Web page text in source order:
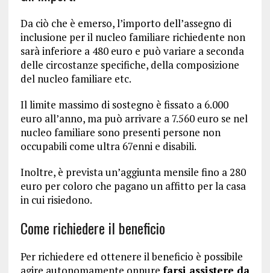
Da ciò che è emerso, l’importo dell’assegno di
inclusione per il nucleo familiare richiedente non
sarà inferiore a 480 euro e può variare a seconda
delle circostanze specifiche, della composizione
del nucleo familiare etc.
Il limite massimo di sostegno è fissato a 6.000
euro all’anno, ma può arrivare a 7.560 euro se nel
nucleo familiare sono presenti persone non
occupabili come ultra 67enni e disabili.
Inoltre, è prevista un’aggiunta mensile fino a 280
euro per coloro che pagano un affitto per la casa
in cui risiedono.
Come richiedere il beneficio
Per richiedere ed ottenere il beneficio è possibile